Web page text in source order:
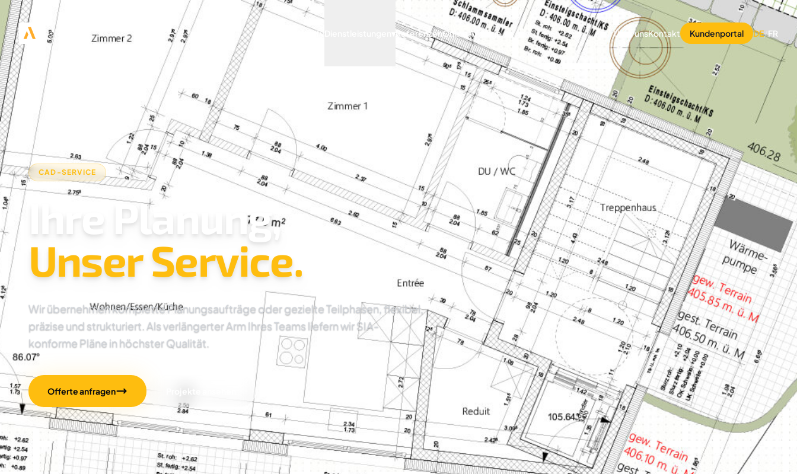
ArchifyDienstleistungen ReferenzenOnline Anfrage Über unsKontakt Kundenportal DE/FR
CAD-SERVICE
Ihre Planung,
Unser Service.
Wir übernehmen komplette Planungsaufträge oder gezielte Teilphasen, flexibel,
präzise und strukturiert. Als verlängerter Arm Ihres Teams liefern wir SIA-
konforme Pläne in höchster Qualität.
Offerte anfragen